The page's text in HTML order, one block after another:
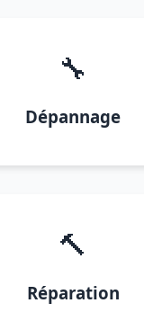
🔧
Dépannage
🔨
Réparation